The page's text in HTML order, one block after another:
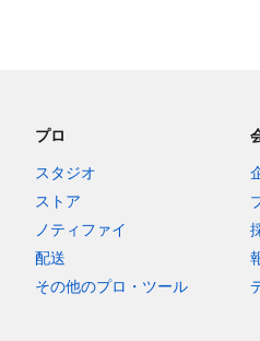
プロ
スタジオ
ストア
ノティファイ
配送
その他のプロ・ツール